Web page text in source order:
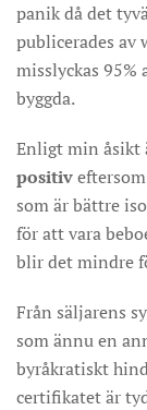
panik då det
publicerades av
misslyckas 95%
byggda.
Enligt min åsikt
positiv
som är bättre
för att vara
blir det mindre
Från säljarens
som ännu en
byråkratiskt
certifikatet är